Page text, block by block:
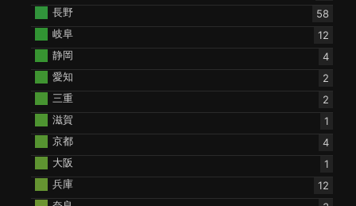
長野
58
岐阜
12
静岡
4
愛知
2
三重
2
滋賀
1
京都
4
大阪
1
兵庫
12